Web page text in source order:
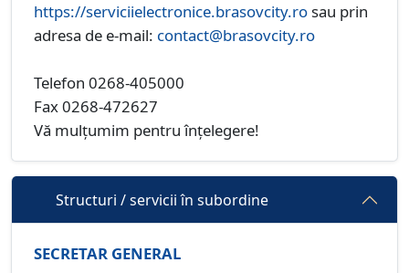
https://serviciielectronice.brasovcity.rosau prin
adresa de e-mail: contact@brasovcity.ro
Telefon 0268-405000
Fax 0268-472627
Vă mulțumim pentru înțelegere!
Structuri / servicii în subordine
SECRETAR GENERAL